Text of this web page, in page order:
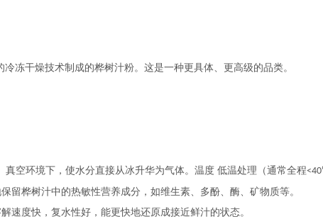
冷冻干燥技术制成的桦树汁粉。这是一种更具体、更高级的品类。
真空环境下，使水分直接从冰升华为气体。温度 低温处理（通常全程<40
留桦树汁中的热敏性营养成分，如维生素、多酚、酶、矿物质等。
速度快，复水性好，能更快地还原成接近鲜汁的状态。